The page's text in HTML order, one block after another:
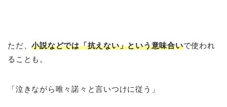
ただ、小説などでは「抗えない」という意味合いで使われ
ることも。
「泣きながら唯々諾々と言いつけに従う」